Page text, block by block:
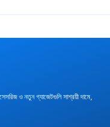
ও নতুন গ্যাজেটগুলি সাশ্রয়ী দামে,